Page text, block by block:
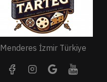
Menderes İzmir Türkiye